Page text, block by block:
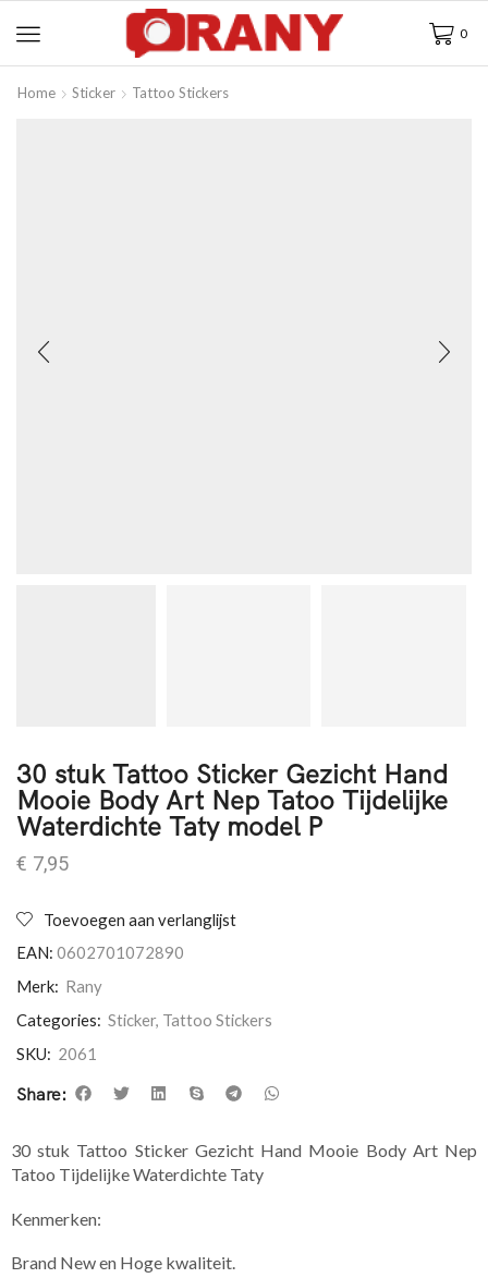
0
Home Sticker Tattoo Stickers
30 stuk Tattoo Sticker Gezicht Hand
Mooie Body Art Nep Tatoo Tijdelijke
Waterdichte Taty model P
€ 7,95
Toevoegen aan verlanglijst
EAN: 0602701072890
Merk: Rany
Categories: Sticker, Tattoo Stickers
SKU: 2061
Share:
30 stuk Tattoo Sticker Gezicht Hand Mooie Body Art Nep
Tatoo Tijdelijke Waterdichte Taty
Kenmerken:
Brand New en Hoge kwaliteit.